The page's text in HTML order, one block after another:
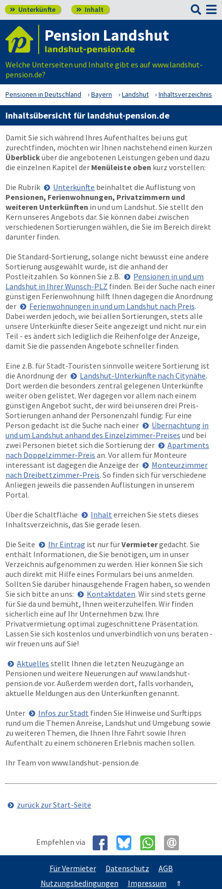
 Unterkünfte  Inhalt 
Pension Landshut
Welche Unterseiten und Inhalte gibt es auf www.landshut-
pension.de?
Pensionen in Deutschland Bayern Landshut Inhaltsverzeichnis
Inhaltsübersicht für landshut-pension.de
Damit Sie sich während Ihres Aufenthaltes bei uns gut
zurechtfinden, möchten wir Ihnen nachstehend einen kurzen
Überblicküber die angebotenen Leistungen geben und dazu
die einzelnen Kapitel der Menüleiste oben kurz vorstellen:
Die Rubrik
Unterkünfte beinhaltet die Auflistung von
Pensionen, Ferienwohnungen, Privatzimmern und
weiteren Unterkünften in und um Landshut. Sie stellt den
Kern unseres Angebots dar. Sie können dabei zwischen
verschiedenen Sortierungen wählen, die Sie im Bereich direkt
darunter finden.
Die Standard-Sortierung, solange nicht bewusst eine andere
Sortierung ausgewählt wurde, ist die anhand der
Postleitzahlen. So können Sie z.B.
Pensionen in und um
Landshut in Ihrer Wunsch-PLZ finden. Bei der Suche nach einer
günstigen Ferienwohnung hilft Ihnen dagegen die Anordnung
der
Ferienwohnungen in und um Landshut nach Preis.
Dabei werden jedoch, wie bei allen Sortierungen, stets alle
unsere Unterkünfte dieser Seite angezeigt und nicht nur ein
Teil - es ändert sich lediglich die Reihenfolge der Anzeige,
damit Sie die passenden Angebote schneller finden.
Eine z.B. für Stadt-Touristen sinnvolle weitere Sortierung ist
die Anordnung der
Landshut-Unterkünfte nach Citynähe.
Dort werden die besonders zentral gelegenen Unterkünfte
weiter oben gelistet. Wer dagegen vor allem nach einem
günstigen Angebot sucht, der wird bei unseren drei Preis-
Sortierungen anhand der Personenzahl fündig: Für eine
Person gedacht ist die Suche nach einer
Übernachtung in
und um Landshut anhand des Einzelzimmer-Preises und bei
zwei Personen bietet sich die Sortierung der
Apartments
nach Doppelzimmer-Preis an. Vor allem für Monteure
interessant ist dagegen die Anzeige der
Monteurzimmer
nach Dreibettzimmer-Preis. So finden sich für verschiedene
Anliegen jeweils die passenden Auflistungen in unserem
Portal.
Über die Schaltfläche
Inhalt erreichen Sie stets dieses
Inhaltsverzeichnis, das Sie gerade lesen.
Die Seite
Ihr Eintrag ist nur fürVermietergedacht. Sie
enthält Informationen, die Sie benötigen, um in unser
Verzeichnis aufgenommen zu werden. Hier können Sie sich
auch direkt mit Hilfe eines Formulars bei uns anmelden.
Sollten Sie darüber hinausgehende Fragen haben, so wenden
Sie sich bitte an uns:
Kontaktdaten. Wir sind stets gerne
für Sie da und bemüht, Ihnen weiterzuhelfen. Wir finden
sicherlich eine auf Ihr Unternehmen bzw. Ihre
Privatvermietung optimal zugeschnittene Präsentation.
Lassen Sie sich kostenlos und unverbindlich von uns beraten -
wir freuen uns auf Sie!
Aktuelles stellt Ihnen die letzten Neuzugänge an
Pensionen und weitere Neuerungen aufwww.landshut-
pension.de vor. Außerdem werden dort, falls vorhanden,
aktuelle Meldungen aus den Unterkünften genannt.
Unter
Infos zur Stadt finden Sie Hinweise und Surftipps
rund um die Themen Anreise, Landshut und Umgebung sowie
zu weiteren Themen, die Ihnen Ihre Fahrt sowie Ihren
Aufenthalt zu einem schöneren Erlebnis machen sollen.
Ihr Team von www.landshut-pension.de
zurück zur Start-Seite
Empfehlen via
Für Vermieter Datenschutz
AGB
Nutzungsbedingungen
Impressum ⇑